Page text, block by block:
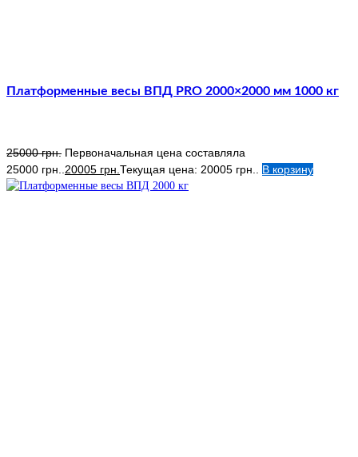
Платформенные весы ВПД PRO 2000×2000 мм 1000 кг
25000грн. Первоначальная цена составляла
25000 грн.. 20005 грн. Текущая цена: 20005 грн.. В корзину